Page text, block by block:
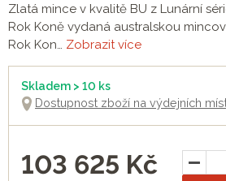
Zlatá mince v kvalitě BU z Lunární
Rok Koně vydaná australskou
Rok Kon… Zobrazit více
Skladem > 10 ks
Dostupnost zboží na výdejních
103 625 Kč